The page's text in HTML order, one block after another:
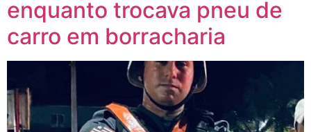
enquanto trocava pneu de
carro em borracharia